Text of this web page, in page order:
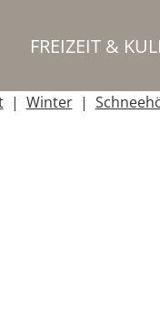
FREIZEIT &
Winter